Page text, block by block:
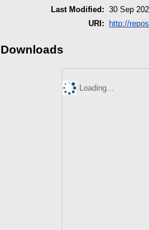
Last Modified: 30 Sep
URI:
http://
Downloads
Loading...